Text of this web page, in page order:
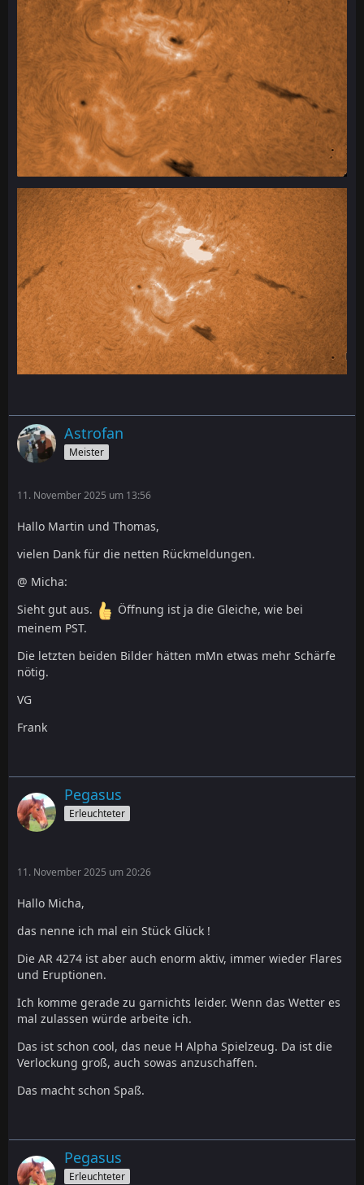
Astrofan
Meister
11. November 2025 um 13:56
Hallo Martin und Thomas,
vielen Dank für die netten Rückmeldungen.
@ Micha:
Sieht gut aus.
Öffnung ist ja die Gleiche, wie bei
meinem PST.
Die letzten beiden Bilder hätten mMn etwas mehr Schärfe
nötig.
VG
Frank
Pegasus
Erleuchteter
11. November 2025 um 20:26
Hallo Micha,
das nenne ich mal ein Stück Glück !
Die AR 4274 ist aber auch enorm aktiv, immer wieder Flares
und Eruptionen.
Ich komme gerade zu garnichts leider. Wenn das Wetter es
mal zulassen würde arbeite ich.
Das ist schon cool, das neue H Alpha Spielzeug. Da ist die
Verlockung groß, auch sowas anzuschaffen.
Das macht schon Spaß.
Pegasus
Erleuchteter